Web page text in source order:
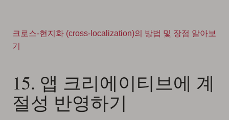
크로스-현지화 (cross-localization)의 방법 및 장점 알아보
기
15. 앱 크리에이티브에 계
절성 반영하기